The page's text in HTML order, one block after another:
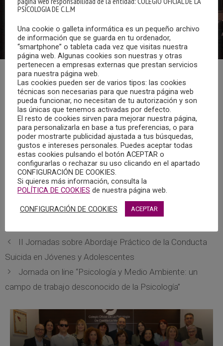
El pasado 19 de marzo el vocal de la Junta de Gobierno del
COPCLM, Víctor Manuel Aragón Navarro, asistió a la
presentación de la nueva asociación Asin Lewy
Se trata de una asociación de ámbito nacional para la
investigación contra la demencia con cuerpos de Lewy. La
presentación tuvo lugar en el salón de actos de la facultad
de Farmacia de la Universidad de Castilla-La Mancha,
donde se reunieron profesionales de la neurología del
Complejo Hospitalario Universitario de Albacete, junto a
otras personalidades de la investigación, la educación y la
II Jornadas sobre Abordaje Práctico de la Conducta
Suicida en Jóvenes y Adolescentes
Jornada on line “Psicología y Medio Ambiente: un
campo de trabajo desconocido de la Psicología”
PSICOLOGIA DE C.L.M
Una cookie o galleta informática es un pequeño archivo
de información que se guarda en tu ordenador,
“smartphone” o tableta cada vez que visitas nuestra
página web. Algunas cookies son nuestras y otras
pertenecen a empresas externas que prestan servicios
para nuestra página web.
Las cookies pueden ser de varios tipos: las cookies
técnicas son necesarias para que nuestra página web
pueda funcionar, no necesitan de tu autorización y son
las únicas que tenemos activadas por defecto.
El resto de cookies sirven para mejorar nuestra página,
para personalizarla en base a tus preferencias, o para
poder mostrarte publicidad ajustada a tus búsquedas,
gustos e intereses personales. Puedes aceptar todas
estas cookies pulsando el botón ACEPTAR o
configurarlas o rechazar su uso clicando en el apartado
CONFIGURACIÓN DE COOKIES.
Si quieres más información, consulta la
POLÍTICA DE COOKIES de nuestra página web.
CONFIGURACIÓN DE COOKIES ACEPTAR